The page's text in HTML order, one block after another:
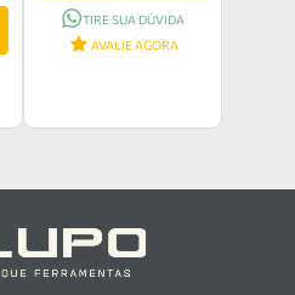
TIRE SUA DÚVIDA
AVALIE AGORA